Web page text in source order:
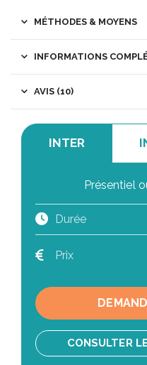
MÉTHODES & MOYENS
INFORMATIONS
AVIS (10)
INTER
Présentiel
Durée
Prix
CONSULTER